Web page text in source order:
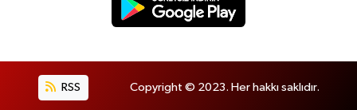
RSS Copyright © 2023. Her hakkı saklıdır.